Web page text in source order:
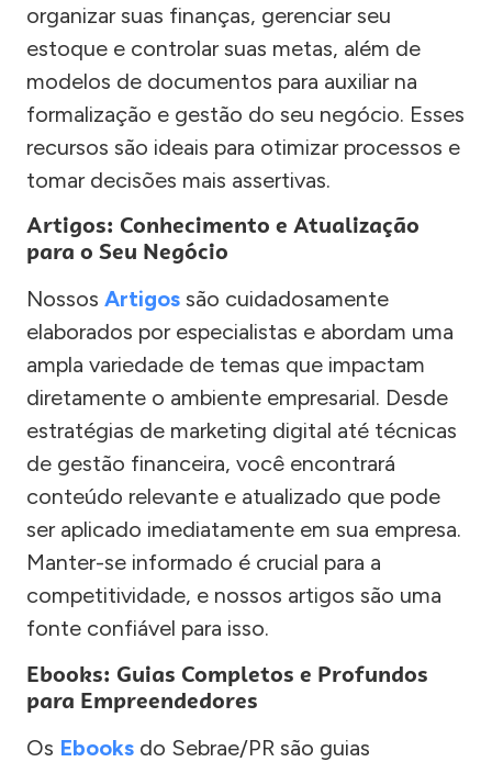
organizar suas finanças, gerenciar seu
estoque e controlar suas metas, além de
modelos de documentos para auxiliar na
formalização e gestão do seu negócio. Esses
recursos são ideais para otimizar processos e
tomar decisões mais assertivas.
Artigos: Conhecimento e Atualização
para o Seu Negócio
Nossos Artigos são cuidadosamente
elaborados por especialistas e abordam uma
ampla variedade de temas que impactam
diretamente o ambiente empresarial. Desde
estratégias de marketing digital até técnicas
de gestão financeira, você encontrará
conteúdo relevante e atualizado que pode
ser aplicado imediatamente em sua empresa.
Manter-se informado é crucial para a
competitividade, e nossos artigos são uma
fonte confiável para isso.
Ebooks: Guias Completos e Profundos
para Empreendedores
Os Ebooks do Sebrae/PR são guias